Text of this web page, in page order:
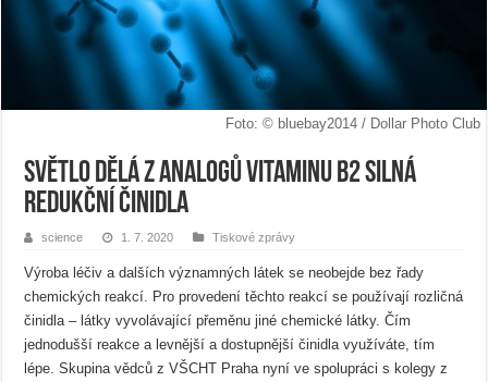
Foto: © bluebay2014 / Dollar Photo Club
Světlo dělá z analogů vitaminu B2 silná
redukční činidla
science 1. 7. 2020 Tiskové zprávy
Výroba léčiv a dalších významných látek se neobejde bez řady
chemických reakcí. Pro provedení těchto reakcí se používají rozličná
činidla – látky vyvolávající přeměnu jiné chemické látky. Čím
jednodušší reakce a levnější a dostupnější činidla využíváte, tím
lépe. Skupina vědců z VŠCHT Praha nyní ve spolupráci s kolegy z